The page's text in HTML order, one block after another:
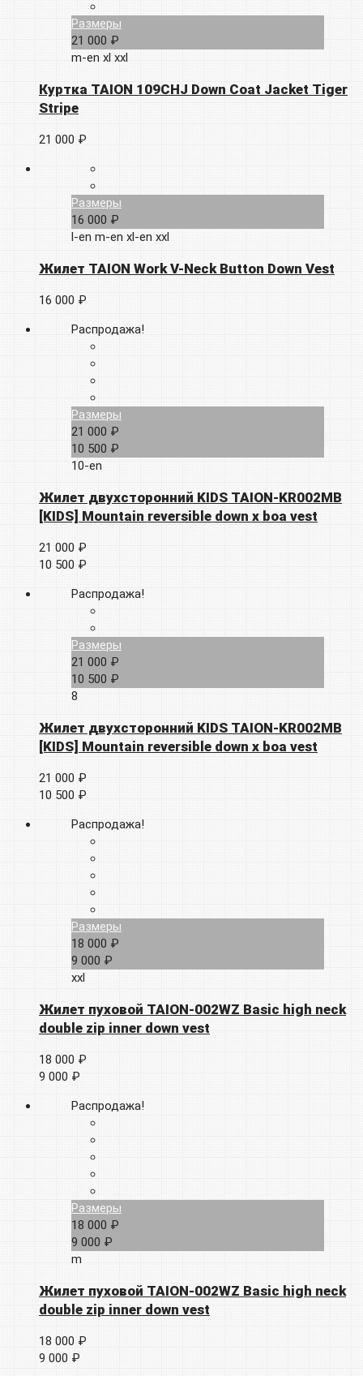
Размеры
21 000 ₽
m-en xl xxl
Куртка TAION 109CHJ Down Coat Jacket Tiger
Stripe
21 000 ₽
Размеры
16 000 ₽
l-en m-en xl-en xxl
Жилет TAION Work V-Neck Button Down Vest
16 000 ₽
Распродажа!
Размеры
21 000 ₽
10 500 ₽
10-en
Жилет двухсторонний KIDS TAION-KR002MB
[KIDS] Mountain reversible down x boa vest
21 000 ₽
10 500 ₽
Распродажа!
Размеры
21 000 ₽
10 500 ₽
8
Жилет двухсторонний KIDS TAION-KR002MB
[KIDS] Mountain reversible down x boa vest
21 000 ₽
10 500 ₽
Распродажа!
Размеры
18 000 ₽
9 000 ₽
xxl
Жилет пуховой TAION-002WZ Basic high neck
double zip inner down vest
18 000 ₽
9 000 ₽
Распродажа!
Размеры
18 000 ₽
9 000 ₽
m
Жилет пуховой TAION-002WZ Basic high neck
double zip inner down vest
18 000 ₽
9 000 ₽